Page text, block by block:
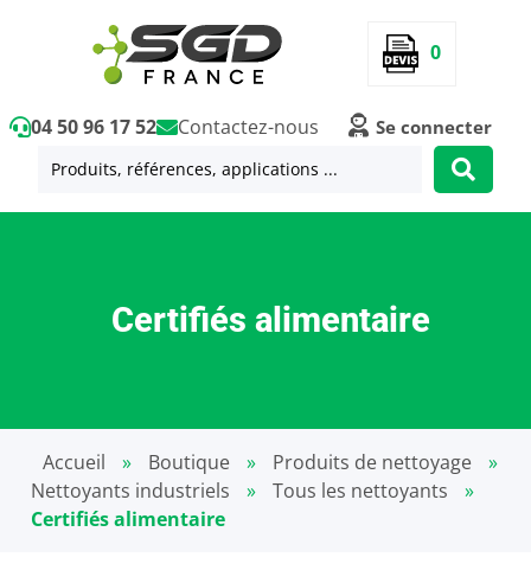
0
04 50 96 17 52 Contactez-nous Se connecter
Certifiés alimentaire
Accueil » Boutique » Produits de nettoyage
»
Nettoyants industriels
» Tous les nettoyants
»
Certifiés alimentaire